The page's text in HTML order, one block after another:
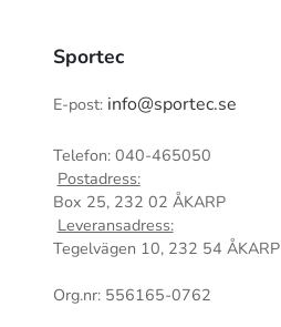
Sportec
E-post: info@sportec.se
Telefon: 040-465050
Postadress:
Box 25, 232 02 ÅKARP
Leveransadress:
Tegelvägen 10, 232 54 ÅKARP
Org.nr: 556165-0762